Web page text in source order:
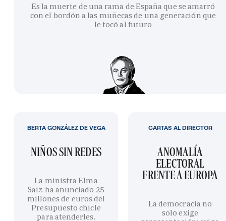
Es la muerte de una rama de España que se amarró
con el bordón a las muñecas de una generación que
le tocó al futuro
NIÑOS SIN REDES
La ministra Elma
Saiz ha anunciado 25
millones de euros del
Presupuesto chicle
para atenderles.
BERTA GONZÁLEZ DE VEGA
ANOMALÍA
ELECTORAL
FRENTE A EUROPA
La democracia no
solo exige
CARTAS AL DIRECTOR